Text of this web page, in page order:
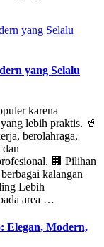
yang Selalu
karena
lebih praktis. 🥤
berolahraga,
🏢 Pilihan
kalangan
Lebih
area …
Elegan, Modern,